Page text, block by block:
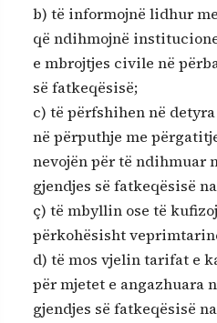
b) të informojnë lidhur
që ndihmojnë
e mbrojtjes civile në
së fatkeqësisë;
c) të përfshihen në
në përputhje me
nevojën për të ndihmuar
gjendjes së fatkeqësisë
ç) të mbyllin ose të
përkohësisht
d) të mos vjelin tarifat e
për mjetet e angazhuara
gjendjes së fatkeqësisë